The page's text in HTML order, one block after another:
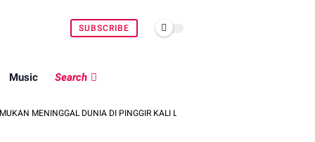
SUBSCRIBE
Music Search
DUNIA DI PINGGIR KALI LEMBAR SAAT MENCARI BELUT